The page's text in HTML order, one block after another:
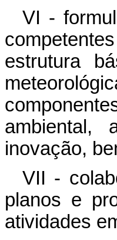
VI -
estrutura
ambiental,
inovação,
VII -
planos e
atividades